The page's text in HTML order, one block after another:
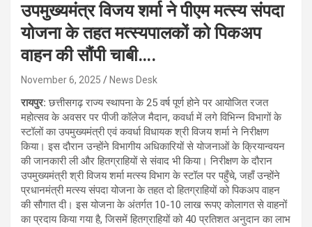
उपमुख्यमंत्र विजय शर्मा ने पीएम मत्स्य संपदा
योजना के तहत मत्स्यपालकों को पिकअप
वाहन की सौंपी चाबी….
November 6, 2025 News Desk
रायपुर:छत्तीसगढ़ राज्य स्थापना के 25 वर्ष पूर्ण होने पर आयोजित रजत
महोत्सव के अवसर पर पीजी कॉलेज मैदान, कवर्धा में लगे विभिन्न विभागों के
स्टॉलों का उपमुख्यमंत्री एवं कवर्धा विधायक श्री विजय शर्मा ने निरीक्षण
किया। इस दौरान उन्होंने विभागीय अधिकारियों से योजनाओं के क्रियान्वयन
की जानकारी ली और हितग्राहियों से संवाद भी किया। निरीक्षण के दौरान
उपमुख्यमंत्री श्री विजय शर्मा मत्स्य विभाग के स्टॉल पर पहुँचे, जहाँ उन्होंने
प्रधानमंत्री मत्स्य संपदा योजना के तहत दो हितग्राहियों को पिकअप वाहन
की सौगात दी। इस योजना के अंतर्गत 10-10 लाख रूपए कोलागत से वाहनों
का प्रदाय किया गया है, जिसमें हितग्राहियों को 40 प्रतिशत अनुदान का लाभ